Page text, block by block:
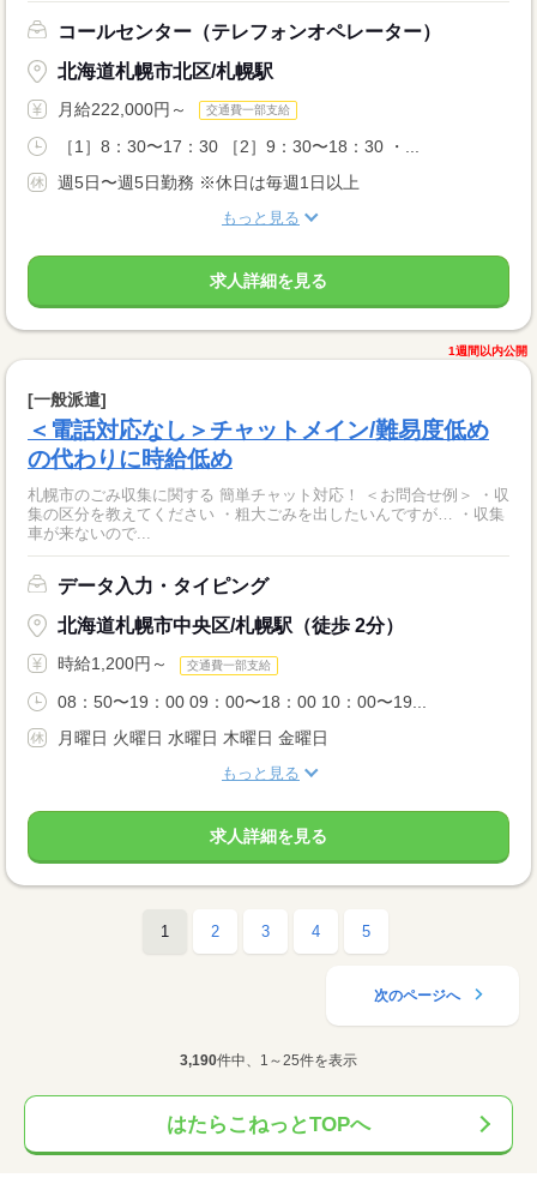
コールセンター（テレフォンオペレーター）
北海道札幌市北区/札幌駅
月給222,000円～ 交通費一部支給
［1］8：30〜17：30 ［2］9：30〜18：30 ・...
週5日〜週5日勤務 ※休日は毎週1日以上
もっと見る
求人詳細を見る
1週間以内公開
[一般派遣]
＜電話対応なし＞チャットメイン/難易度低め
の代わりに時給低め
札幌市のごみ収集に関する 簡単チャット対応！ ＜お問合せ例＞ ・収
集の区分を教えてください ・粗大ごみを出したいんですが… ・収集
車が来ないので...
データ入力・タイピング
北海道札幌市中央区/札幌駅（徒歩 2分）
時給1,200円～ 交通費一部支給
08：50〜19：00 09：00〜18：00 10：00〜19...
月曜日 火曜日 水曜日 木曜日 金曜日
もっと見る
求人詳細を見る
1 2 3 4 5
次のページへ
3,190件中、1～25件を表示
はたらこねっとTOPへ